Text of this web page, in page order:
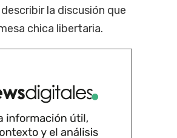
la discusión que
chica libertaria.